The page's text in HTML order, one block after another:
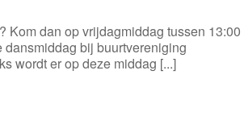
Kom dan op vrijdagmiddag tussen 13:00
dansmiddag bij buurtvereniging
wordt er op deze middag [...]